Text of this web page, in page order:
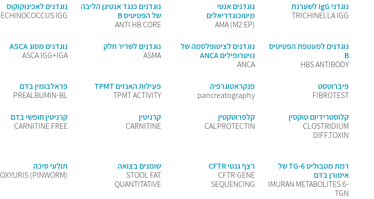
נוגדני IgG לשערנת
TRICHINELLA IGG
נוגדנים אנטי
מיטוכונדריאלים
AMA (M2 EP)
נוגדנים כנגד אנטיגן הליבה
של הפטיטיס B
ANTI HB CORE
נוגדנים לאכינוקוקוס
ECHINOCOCCUS IGG
נוגדנים למעטפת הפטיטיס
B
HBS ANTIBODY
נוגדנים לציטופלסמה של
נויטרופילים ANCA
ANCA
נוגדנים לשריר חלק
ASMA
נוגדנים מסוג ASCA
ASCA IGG+IGA
פיברוטסט
FIBROTEST
פנקראטוגרפיה
pancreatography
פעילות האנזים TPMT
TPMT ACTIVITY
פראלבומין בדם
PREALBUMIN-BL
קלוסטרידיום טוקסין
CLOSTRIDIUM
DIFF.TOXIN
קלפרוטקטין
CALPROTECTIN
קרניטין
CARNITINE
קרניטין חופשי בדם
CARNITINE FREE
רמת מטבוליט 6-TG של
אימורן בדם
IMURAN METABOLITES 6-
TGN
רצף גנטי CFTR
CFTR GENE
SEQUENCING
שומנים בצואה
STOOL FAT
QUANTITATIVE
תולעי סיכה
OXYURIS (PINWORM)